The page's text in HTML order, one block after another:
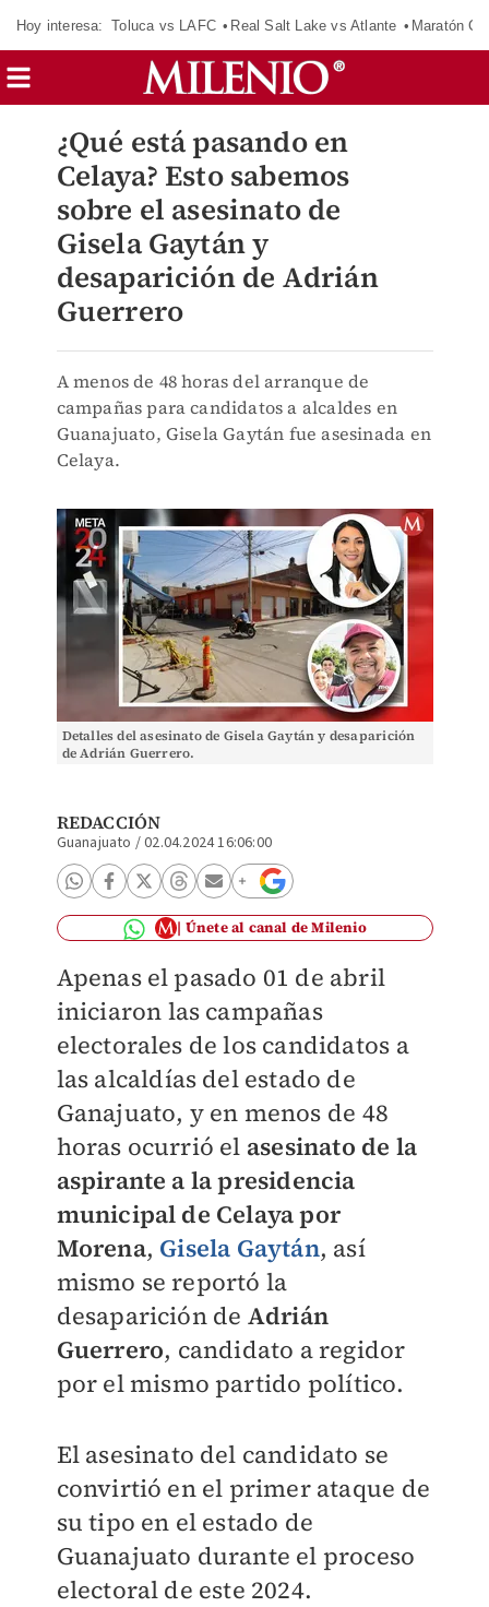
Hoy interesa: Toluca vs LAFC Real Salt Lake vs Atlante Maratón
¿Qué está pasando en
Celaya? Esto sabemos
sobre el asesinato de
Gisela Gaytán y
desaparición de Adrián
Guerrero
A menos de 48 horas del arranque de
campañas para candidatos a alcaldes en
Guanajuato, Gisela Gaytán fue asesinada en
Celaya.
Detalles del asesinato de Gisela Gaytán y desaparición
de Adrián Guerrero.
REDACCIÓN
Guanajuato /02.04.2024 16:06:00
Únete al canal de Milenio
Apenas el pasado 01 de abril
iniciaron las campañas
electorales de los candidatos a
las alcaldías del estado de
Ganajuato, y en menos de 48
horas ocurrió el asesinato de la
aspirante a la presidencia
municipal de Celaya por
Morena, Gisela Gaytán, así
mismo se reportó la
desaparición de Adrián
Guerrero, candidato a regidor
por el mismo partido político.
El asesinato del candidato se
convirtió en el primer ataque de
su tipo en el estado de
Guanajuato durante el proceso
electoral de este 2024.